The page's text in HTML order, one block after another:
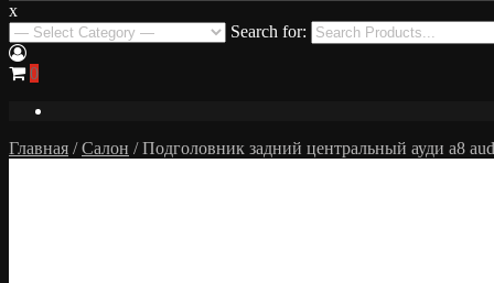
Разбор Ауди А8
Разборка Audi A8 D3
x
Search for:
0
Главная /Салон / Подголовник задний центральный ауди а8